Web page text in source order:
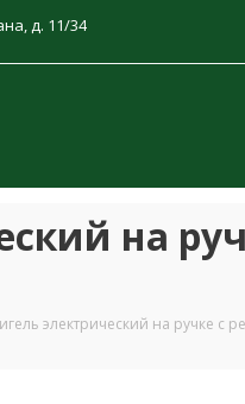
д. 11/34
на
электрический на ручке с